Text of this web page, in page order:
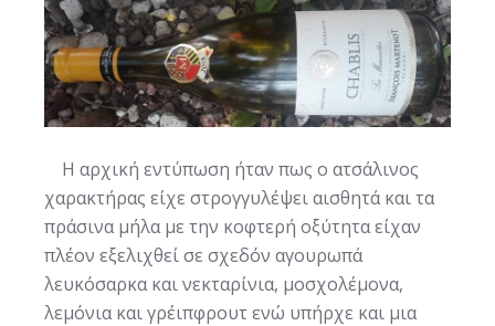
Η αρχική εντύπωση ήταν πως ο ατσάλινος
χαρακτήρας είχε στρογγυλέψει αισθητά και τα
πράσινα μήλα με την κοφτερή οξύτητα είχαν
πλέον εξελιχθεί σε σχεδόν αγουρωπά
λευκόσαρκα και νεκταρίνια, μοσχολέμονα,
λεμόνια και γρέιπφρουτ ενώ υπήρχε και μια